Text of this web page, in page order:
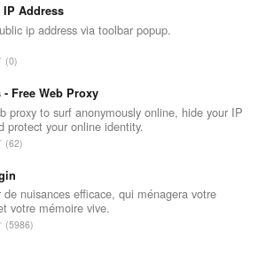
m
b
e
o
t
a
d
e
n
o
Address
ip address via toolbar popup.
N
m
b
r
e
o
a
0
- Free Web Proxy
proxy to surf anonymously online, hide your IP
protect your online identity.
N
m
b
r
e
62
de nuisances efficace, qui ménagera votre
votre mémoire vive.
N5986